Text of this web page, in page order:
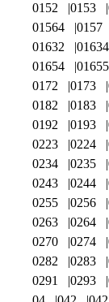
0152
0153
01564
0157
01632
01634
01654
01655
0172
0173
0182
0183
0192
0193
0223
0224
0234
0235
0243
0244
0255
0256
0263
0264
0270
0274
0282
0283
0291
0293